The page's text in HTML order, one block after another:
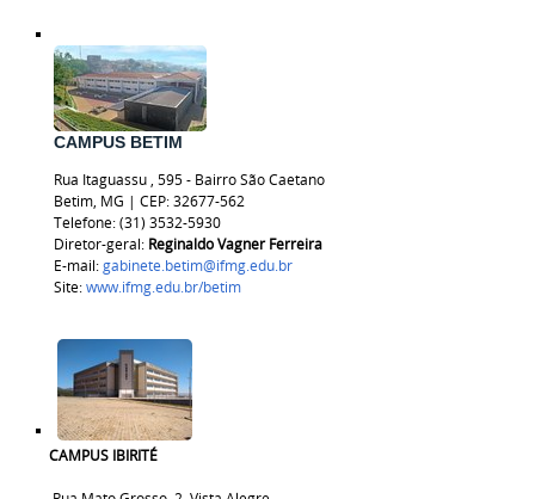
CAMPUS BETIM
Rua Itaguassu, 595 - Bairro São Caetano
Betim, MG | CEP:32677-562
Telefone: (31) 3532-5930
Diretor-geral: Reginaldo Vagner Ferreira
E-mail:gabinete.betim@ifmg.edu.br
Site:www.ifmg.edu.br/betim
CAMPUS IBIRITÉ